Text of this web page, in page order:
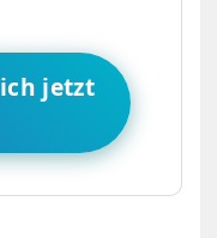
jetzt